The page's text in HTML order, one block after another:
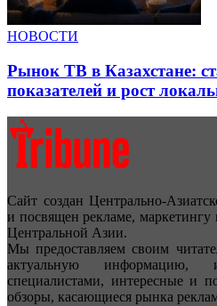
НОВОСТИ
Рынок ТВ в Казахстане:
показателей и рост
Сайт создан Центрально-
и посвящен рекламе, маркетингу
Центральной Азии.
Мы предоставляем своим
актуальную
специалистами, интересные и
обзоры, касающиеся рынка